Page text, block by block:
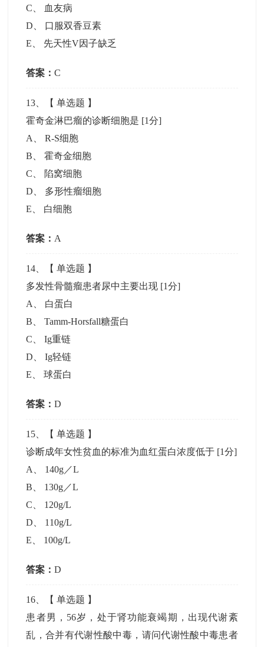
C
血友病
D
口服双香豆素
E
先天性V因子缺乏
答案：C
13 、【单选题 】
霍奇金淋巴瘤的诊断细胞是 [1分]
A
、R-S细胞
B 、霍奇金细胞
C
陷窝细胞
D
多形性瘤细胞
E
白细胞
答案： A
14 、【单选题 】
多发性骨髓瘤患者尿中主要出现 [1分]
A
白蛋白
B 、Tamm-Horsfall糖蛋白
C 、Ig重链
D 、Ig轻链
E 、球蛋白
答案：D
15 、【单选题 】
诊断成年女性贫血的标准为血红蛋白浓度低于 [1分]
A
140g／L
B
130g／L
C
120g/L
D
110g/L
E
100g/L
答案：D
16 、【单选题 】
患者男，56岁，处于肾功能衰竭期，出现代谢紊
乱，合并有代谢性酸中毒，请问代谢性酸中毒患者